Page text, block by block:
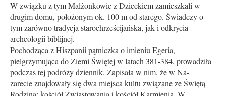
W związku z tym Małżonkowie z Dzieckiem zamieszkali w
drugim domu, położonym ok. 100 m od starego. Świadczy o
tym za­równo tradycja starochrześcijańska, jak i odkrycia
archeologii biblijnej.
Pochodząca z Hiszpanii pątniczka o imieniu Egeria,
pielgrzymująca do Ziemi Świętej w latach 381-384, prowadziła
podczas tej podróży dziennik. Zapisała w nim, że w Na-
zarecie znajdowały się dwa miejsca kultu związane ze Świętą